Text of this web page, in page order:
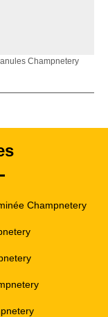
Champnetery
Champnetery